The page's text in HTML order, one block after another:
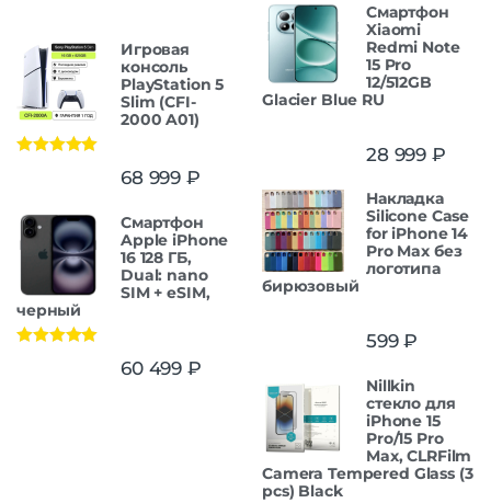
Игровая
консоль
PlayStation 5
Slim (CFI-
2000 A01)
68 999 ₽
Смартфон
Apple iPhone
16 128 ГБ,
Dual: nano
SIM + eSIM,
черный
60 499 ₽
Смартфон
Xiaomi
Redmi Note
15 Pro
12/512GB
Glacier Blue RU
28 999 ₽
Накладка
Silicone Case
for iPhone 14
Pro Max без
логотипа
бирюзовый
599₽
Nillkin
стекло для
iPhone 15
Pro/15 Pro
Max, CLRFilm
Camera Tempered Glass (3
pcs) Black